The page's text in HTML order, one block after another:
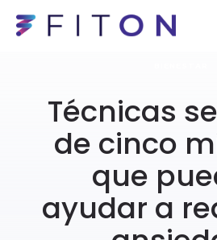
Técnicas
de cinco
que
ayudar a